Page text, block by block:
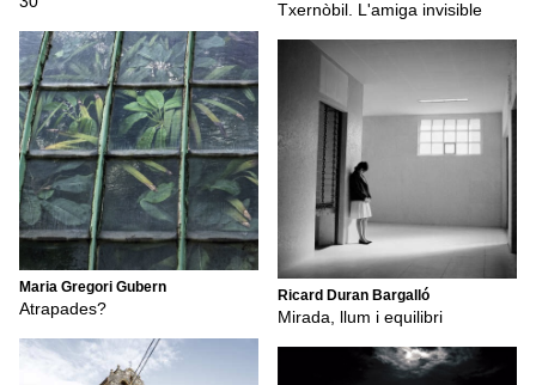
Maria Gregori Gubern
Atrapades?
Txernòbil. L'amiga invisible
Ricard Duran Bargalló
Mirada, llum i equilibri